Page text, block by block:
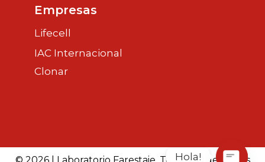
Empresas
Lifecell
IAC Internacional
Clonar
Hola!